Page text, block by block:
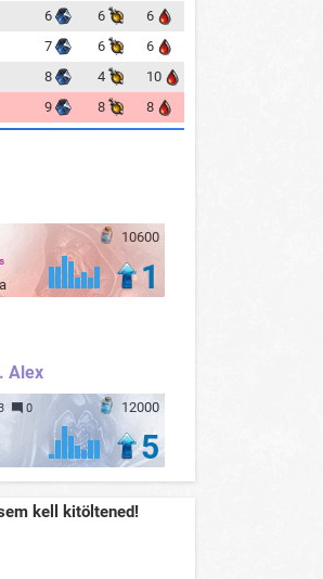
6 6
6
7 6
6
8 4
10
9 8 8
10600
1
Alex
12000
0
5
kell kitöltened!